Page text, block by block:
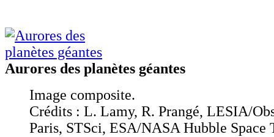
Aurores des planètes géantes
Image composite.
Crédits : L. Lamy, R. Prangé, LESIA/
Paris, STSci, ESA/NASA Hubble Space